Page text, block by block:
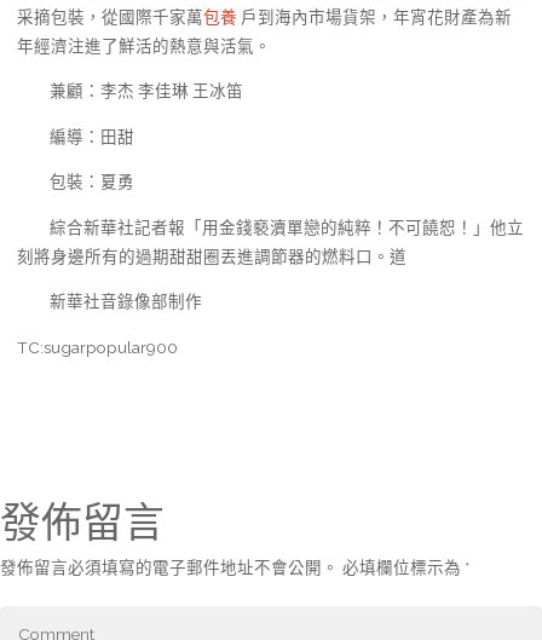
采摘包裝，從國際千家萬包養 戶到海內市場貨架，年宵花財產為新
年經濟注進了鮮活的熱意與活氣。
兼顧：李杰 李佳琳 王冰笛
編導：田甜
包裝：夏勇
綜合新華社記者報「用金錢褻瀆單戀的純粹！不可饒恕！」他立
刻將身邊所有的過期甜甜圈丟進調節器的燃料口。道
新華社音錄像部制作
TC:sugarpopular900
發佈留言
發佈留言必須填寫的電子郵件地址不會公開。 必填欄位標示為 *